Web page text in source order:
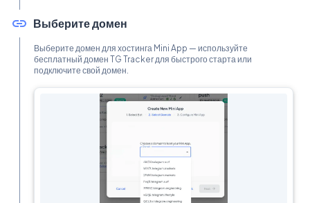
Выберите домен
Выберите домен для хостинга Mini App — используйте
бесплатный домен TG Tracker для быстрого старта или
подключите свой домен.